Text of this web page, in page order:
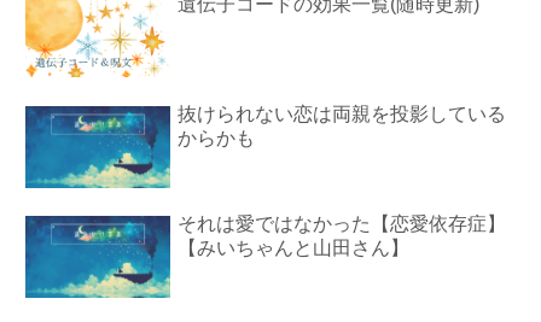
抜けられない恋は両親を投影している
からかも
それは愛ではなかった【恋愛依存症】
【みいちゃんと山田さん】